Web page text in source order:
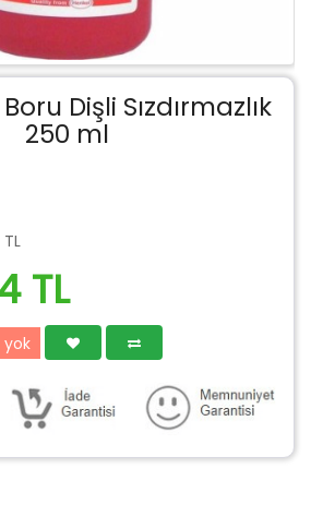
Dişli Sızdırmazlık
250 ml
TL
yok